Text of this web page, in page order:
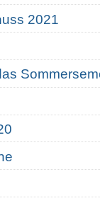
2021